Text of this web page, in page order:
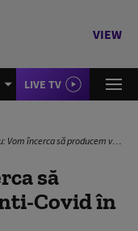
VIEW
LIVE TV
să producem vaccinul anti-Covid în România
să
Covid în